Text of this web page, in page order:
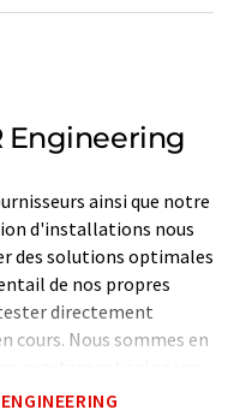
Engineering
ainsi que notre
d'installations nous
des solutions optimales
de nos propres
directement
cours. Nous sommes en
pour l'analyse de vos